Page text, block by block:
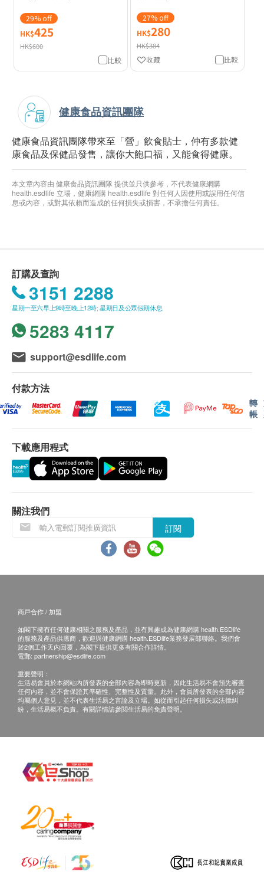
29% off
HK$425
HK$600
比較
27% off
HK$280
HK$384
比較
收藏
健康食品資訊團隊
健康食品資訊團隊帶來至「營」飲食貼士，仲有多款健
康食品及保健品發售，讓你大飽口福，又能食得健康。
本文章內容由 健康食品資訊團隊 提供並只供參考，不代表健康網購
health.esdlife 立場，健康網購 health.esdlife 對任何人因使用或誤用任何信
息或內容，或對其依賴而造成的任何損失或損害，不承擔任何責任。
訂購及查詢
3151 2288
星期一至六早上9時至晚上12時; 星期日及公眾假期休息
5283 4117
support@esdlife.com
付款方法
轉
帳
下載應用程式
關注我們
訂閱
商戶合作 / 加盟
如閣下擁有任何健康相關之服務及產品，並有興趣成為健康網購 health.ESDlife
的服務及產品供應商，歡迎與健康網購 health.ESDlife業務發展部聯絡。我們會
於2個工作天內回覆，為閣下提供更多有關合作詳情。
電郵: partnership@esdlife.com
重要聲明：
生活易會員於本網站內所發表的全部內容為即時更新，因此生活易不會預先審查
任何內容，並不會保證其準確性、完整性及質量。此外，會員所發表的全部內容
均屬個人意見，並不代表生活易之言論及立場。如從而引起任何損失或法律糾
紛，生活易概不負責。有關詳情請參閱生活易的免責聲明。